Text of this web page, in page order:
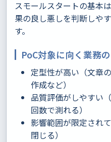
スモールスタートの基本
果の良し悪しを判断しや
す。
PoC対象に向く業務
定型性が高い（文章
作成など）
品質評価がしやすい
回数で測れる）
影響範囲が限定され
閉じる）